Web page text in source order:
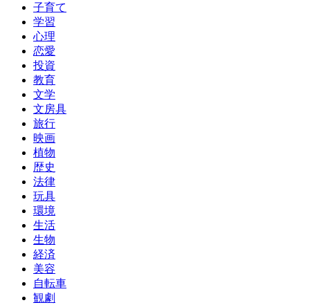
子育て
学習
心理
恋愛
投資
教育
文学
文房具
旅行
映画
植物
歴史
法律
玩具
環境
生活
生物
経済
美容
自転車
観劇